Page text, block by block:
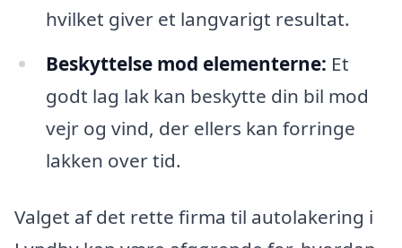
hvilket giver et langvarigt resultat.
Beskyttelse mod elementerne: Et
godt lag lak kan beskytte din bil mod
vejr og vind, der ellers kan forringe
lakken over tid.
Valget af det rette firma til autolakering i